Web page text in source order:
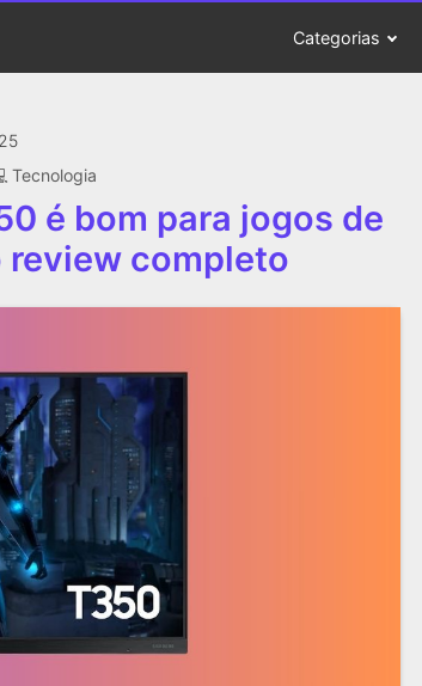
Categorias
Tecnologia
é bom para jogos de
review completo